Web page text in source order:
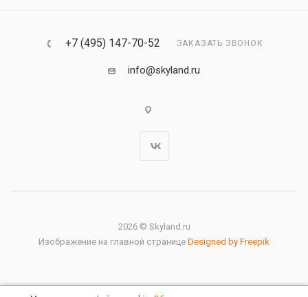
+7 (495) 147-70-52 ЗАКАЗАТЬ ЗВОНОК
info@skyland.ru
2026 © Skyland.ru
Изображение на главной странице Designed by Freepik